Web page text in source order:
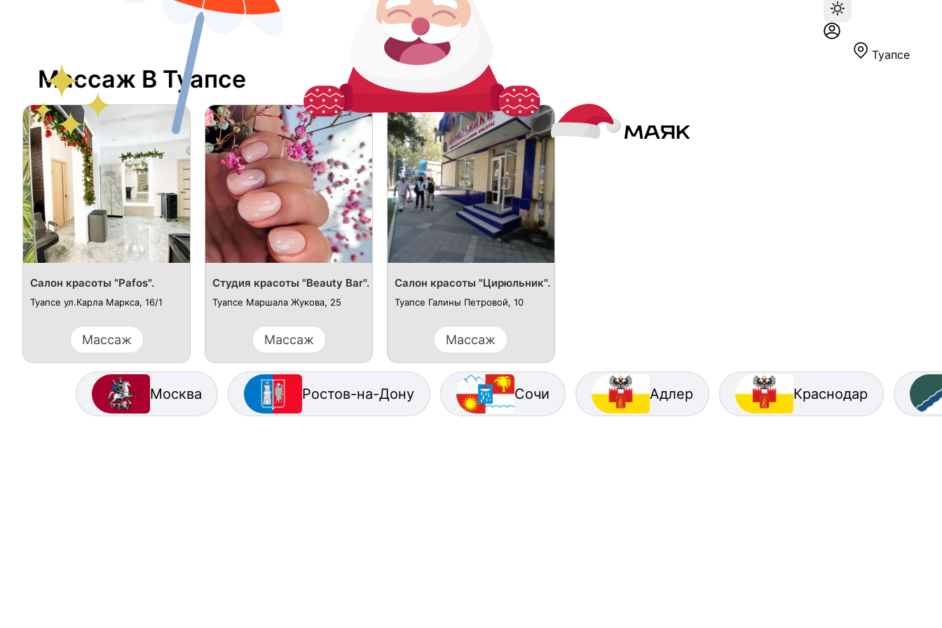
Туапсе
Массаж В Туапсе
Салон красоты "Pafos".
Туапсе ул.Карла Маркса, 16/1
Массаж
Студия красоты "Beauty Bar".
Туапсе ​​​Маршала Жукова, 25
Массаж
​Салон красоты "Цирюльник".
Туапсе ​​Галины Петровой, 10
Массаж
Москва Ростов-на-Дону Сочи Адлер Краснодар